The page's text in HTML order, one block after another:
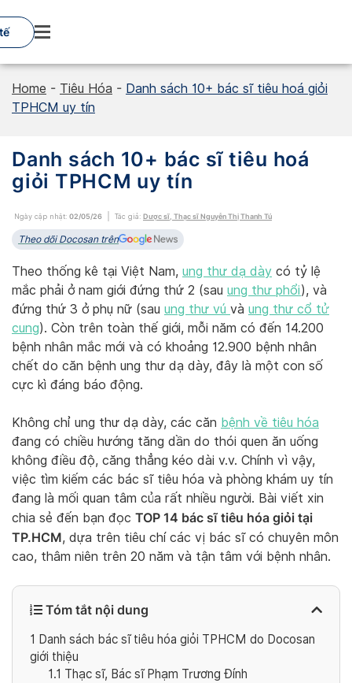
to
content
Home - Tiêu Hóa - Danh sách 10+ bác sĩ tiêu hoá giỏi
TPHCM uy tín
Danh sách 10+ bác sĩ tiêu hoá
giỏi TPHCM uy tín
Ngày cập nhật: 02/05/26 Tác giả: Dược sĩ, Thạc sĩ Nguyễn Thị Thanh Tú
Theo dõi Docosan trên
Theo thống kê tại Việt Nam, ung thư dạ dày có tỷ lệ
mắc phải ở nam giới đứng thứ 2 (sau ung thư phổi), và
đứng thứ 3 ở phụ nữ (sau ung thư vú và ung thư cổ tử
cung). Còn trên toàn thế giới, mỗi năm có đến 14.200
bệnh nhân mắc mới và có khoảng 12.900 bệnh nhân
chết do căn bệnh ung thư dạ dày, đây là một con số
cực kì đáng báo động.
Không chỉ ung thư dạ dày, các căn bệnh về tiêu hóa
đang có chiều hướng tăng dần do thói quen ăn uống
không điều độ, căng thẳng kéo dài v.v. Chính vì vậy,
việc tìm kiếm các bác sĩ tiêu hóa và phòng khám uy tín
đang là mối quan tâm của rất nhiều người. Bài viết xin
chia sẻ đến bạn đọc TOP 14 bác sĩ tiêu hóa giỏi tại
TP.HCM, dựa trên tiêu chí các vị bác sĩ có chuyên môn
cao, thâm niên trên 20 năm và tận tâm với bệnh nhân.
Tóm tắt nội dung
1 Danh sách bác sĩ tiêu hóa giỏi TPHCM do Docosan
giới thiệu
1.1 Thạc sĩ, Bác sĩ Phạm Trương Đính